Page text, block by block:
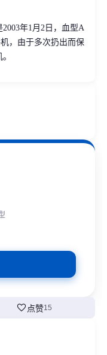
年1月2日，血型A
，由于多次扔出而保
favorite 点赞15